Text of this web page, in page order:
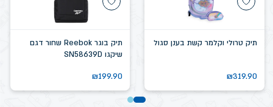
תיק טרולי וקלמר קשת בענן סגול
₪319.90
תיק בוגר Reebok שחור דגם
שיקגו SN58639D
₪199.90